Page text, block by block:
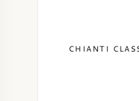
CHIANTI